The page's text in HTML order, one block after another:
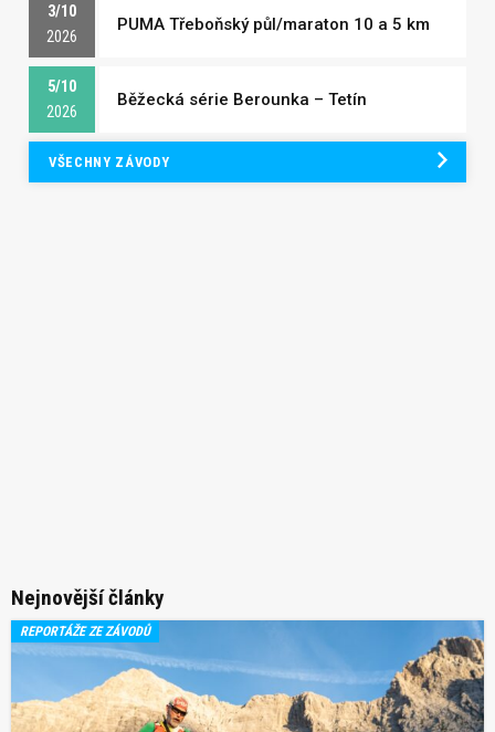
3/10
2026
PUMA Třeboňský půl/maraton 10 a 5 km
5/10
2026
Běžecká série Berounka – Tetín
VŠECHNY ZÁVODY
Nejnovější články
REPORTÁŽE ZE ZÁVODŮ